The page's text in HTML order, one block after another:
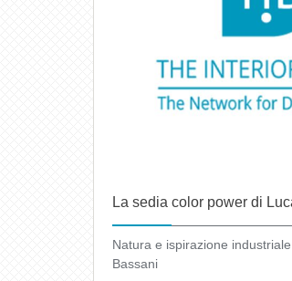
La sedia color power di
Natura e ispirazione
Bassani